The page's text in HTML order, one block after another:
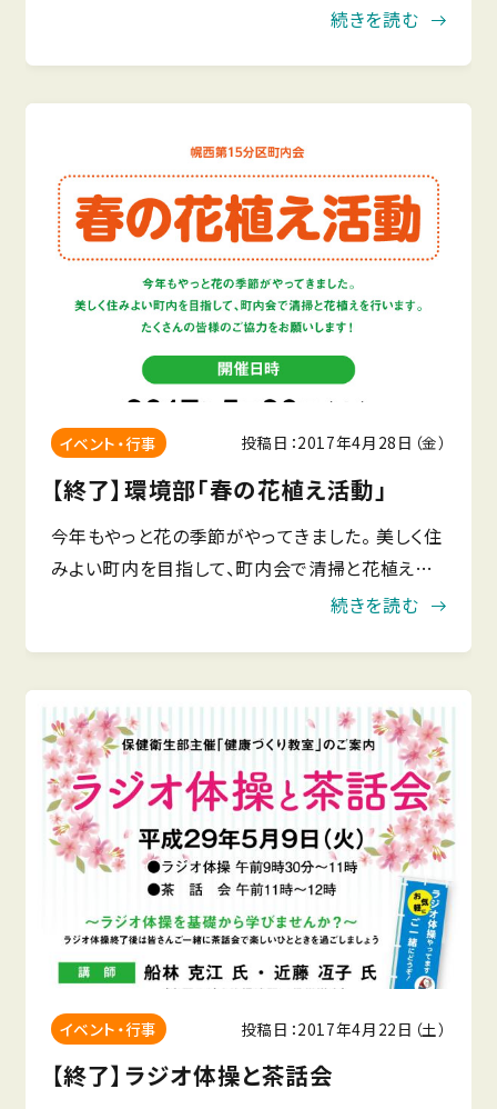
季節となりました。今回は山菜を使った料理を作り
続きを読む
イベント・行事 投稿日：2017年4月28日（金）
【終了】環境部「春の花植え活動」
今年もやっと花の季節がやってきました。 美しく住
みよい町内を目指して、町内会で清掃と花植えを
行います。 たくさんの皆様のご協力をお願いしま
続きを読む
イベント・行事 投稿日：2017年4月22日（土）
【終了】ラジオ体操と茶話会